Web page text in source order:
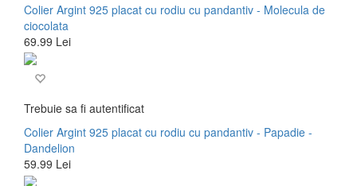
Colier Argint 925 placat cu rodiu cu pandantiv - Molecula de
ciocolata
69.99 Lei
Trebuie sa fi autentificat
Colier Argint 925 placat cu rodiu cu pandantiv - Papadie -
Dandelion
59.99 Lei